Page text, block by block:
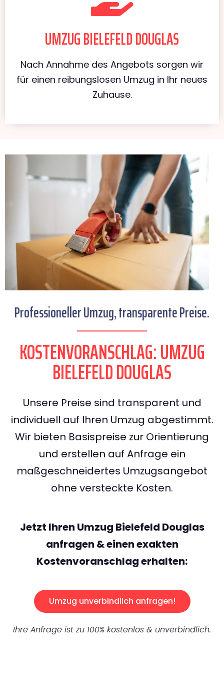
UMZUG BIELEFELD DOUGLAS
Nach Annahme des Angebots sorgen wir
für einen reibungslosen Umzug in Ihr neues
Zuhause.
Professioneller Umzug, transparente Preise.
KOSTENVORANSCHLAG: UMZUG
BIELEFELD DOUGLAS
Unsere Preise sind transparent und
individuell auf Ihren Umzug abgestimmt.
Wir bieten Basispreise zur Orientierung
und erstellen auf Anfrage ein
maßgeschneidertes Umzugsangebot
ohne versteckte Kosten.
Jetzt Ihren Umzug Bielefeld Douglas
anfragen & einen exakten
Kostenvoranschlag erhalten:
Umzug unverbindlich anfragen!
Ihre Anfrage ist zu 100% kostenlos & unverbindlich.